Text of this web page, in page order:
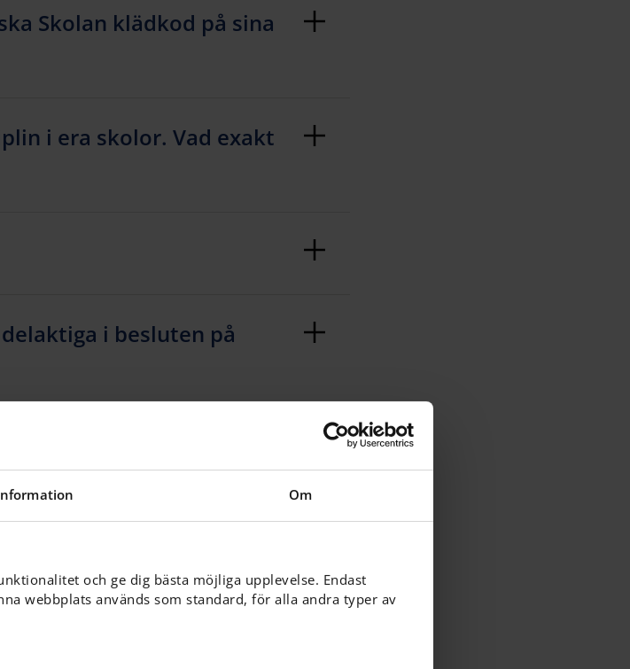
Om
och ge dig bästa möjliga upplevelse. Endast
webbplats används som standard, för alla andra typer av
Skolan klädkod på sina
i era skolor. Vad exakt
i besluten på
från skolan?
elever?